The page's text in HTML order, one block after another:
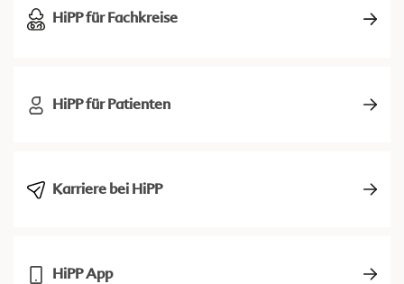
HiPP für Fachkreise
HiPP für Patienten
Karriere bei HiPP
HiPP App